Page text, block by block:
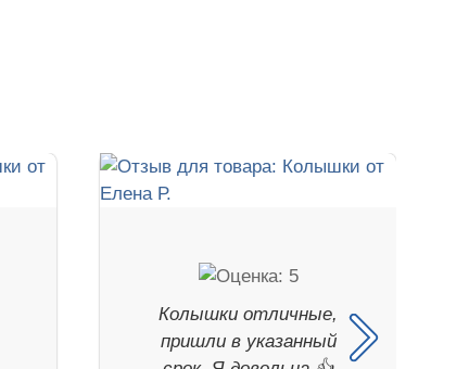
Колышки отличные,
пришли в указанный